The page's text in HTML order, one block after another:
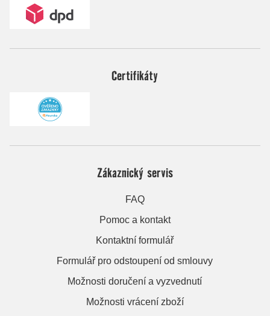
Certifikáty
Zákaznický servis
FAQ
Pomoc a kontakt
Kontaktní formulář
Formulář pro odstoupení od smlouvy
Možnosti doručení a vyzvednutí
Možnosti vrácení zboží